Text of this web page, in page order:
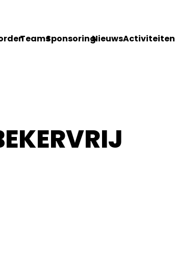
TeamsSponsoringNieuwsActiviteiten